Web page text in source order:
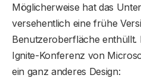
Möglicherweise hat das
versehentlich eine frühe
Benutzeroberfläche
Ignite-Konferenz von
ein ganz anderes Design: